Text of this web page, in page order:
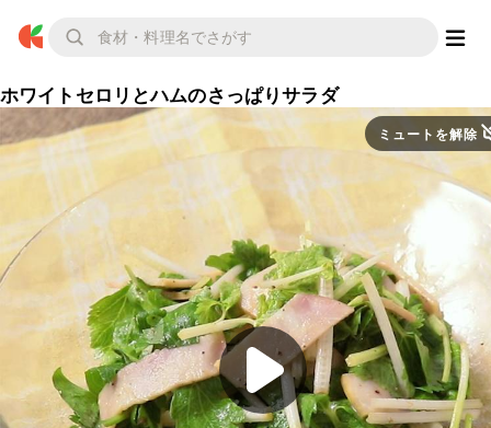
ホワイトセロリとハムのさっぱりサラダ
ミュートを解除